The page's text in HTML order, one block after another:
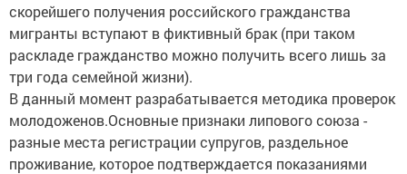
скорейшего получения российского гражданства
мигранты вступают в фиктивный брак (при таком
раскладе гражданство можно получить всего лишь за
три года семейной жизни).
В данный момент разрабатывается методика проверок
молодоженов.Основные признаки липового союза -
разные места регистрации супругов, раздельное
проживание, которое подтверждается показаниями